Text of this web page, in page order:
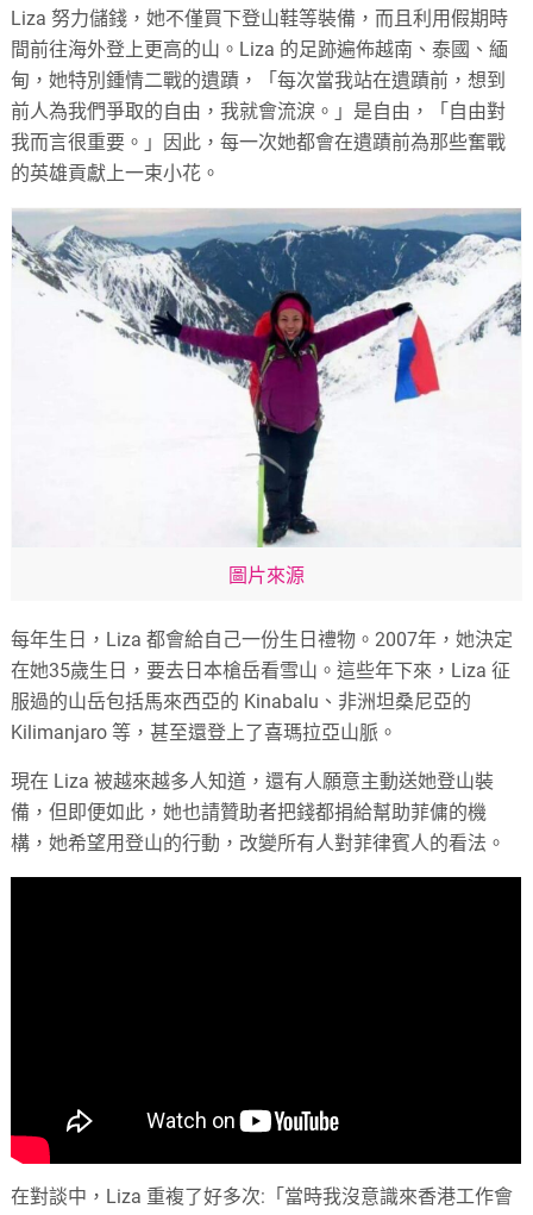
Liza 努力儲錢，她不僅買下登山鞋等裝備，而且利用假期時
間前往海外登上更高的山。Liza 的足跡遍佈越南、泰國、緬
甸，她特別鍾情二戰的遺蹟，「每次當我站在遺蹟前，想到
前人為我們爭取的自由，我就會流淚。」是自由，「自由對
我而言很重要。」因此，每一次她都會在遺蹟前為那些奮戰
的英雄貢獻上一束小花。
圖片來源
每年生日，Liza 都會給自己一份生日禮物。2007年，她決定
在她35歲生日，要去日本槍岳看雪山。這些年下來，Liza 征
服過的山岳包括馬來西亞的 Kinabalu、非洲坦桑尼亞的
Kilimanjaro 等，甚至還登上了喜瑪拉亞山脈。
現在 Liza 被越來越多人知道，還有人願意主動送她登山裝
備，但即便如此，她也請贊助者把錢都捐給幫助菲傭的機
構，她希望用登山的行動，改變所有人對菲律賓人的看法。
在對談中，Liza 重複了好多次:「當時我沒意識來香港工作會